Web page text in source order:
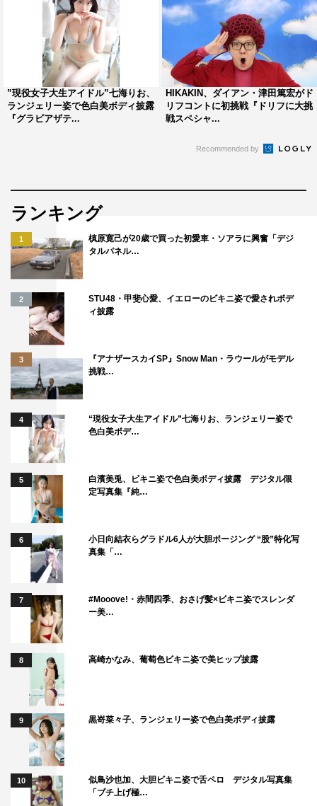
”現役女子大生アイドル”七海りお、
ランジェリー姿で色白美ボディ披露
『グラビアザテ...
HIKAKIN、ダイアン・津田篤宏がド
リフコントに初挑戦『ドリフに大挑
戦スペシャ...
Recommended by
ランキング
1
槙原寛己が20歳で買った初愛車・ソアラに興奮「デジ
タルパネル…
2
STU48・甲斐心愛、イエローのビキニ姿で愛されボデ
ィ披露
3
『アナザースカイSP』Snow Man・ラウールがモデル
挑戦…
4
“現役女子大生アイドル”七海りお、ランジェリー姿で
色白美ボデ…
5
白濱美兎、ビキニ姿で色白美ボディ披露 デジタル限
定写真集『純…
6
小日向結衣らグラドル6人が大胆ポージング “股”特化写
真集「…
7
#Mooove!・赤間四季、おさげ髪×ビキニ姿でスレンダ
ー美…
8 高崎かなみ、葡萄色ビキニ姿で美ヒップ披露
9 黒嵜菜々子、ランジェリー姿で色白美ボディ披露
10
似鳥沙也加、大胆ビキニ姿で舌ペロ デジタル写真集
「ブチ上げ極…